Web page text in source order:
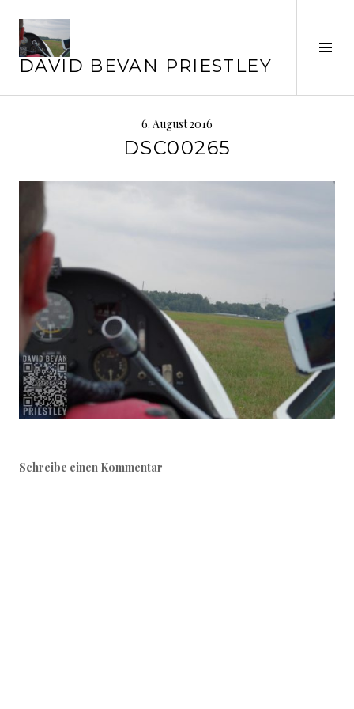
zum
Inhalt
DAVID BEVAN PRIESTLEY
6. August 2016
DSC00265
Schreibe einen Kommentar